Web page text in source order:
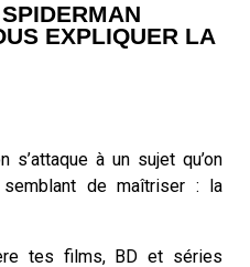
EXPLIQUER LA
s’attaque à un sujet qu’on
semblant de maîtriser : la
tes films, BD et séries